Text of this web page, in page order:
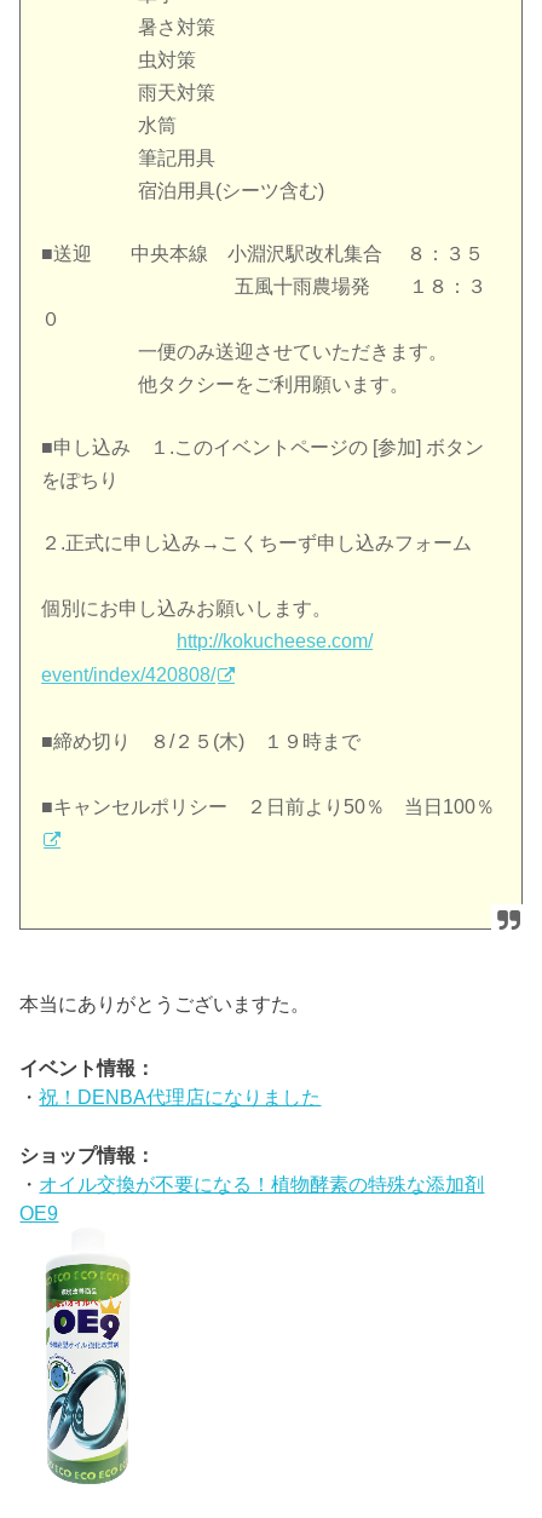
暑さ対策
虫対策
雨天対策
水筒
筆記用具
宿泊用具(シーツ含む)
■送迎 中央本線 小淵沢駅改札集合 ８：３５
五風十雨農場発 １８：３
０
一便のみ送迎させていただきます。
他タクシーをご利用願います。
■申し込み １.このイベントページの [参加] ボタン
をぽちり
２.正式に申し込み→こくちーず申し込みフォーム
個別にお申し込みお願いします。
http://kokucheese.com/
event/index/420808/
■締め切り ８/２５(木) １９時まで
■キャンセルポリシー ２日前より50％ 当日100％
本当にありがとうございますた。
イベント情報：
・祝！DENBA代理店になりました
ショップ情報：
・ オイル交換が不要になる！植物酵素の特殊な添加剤
OE9